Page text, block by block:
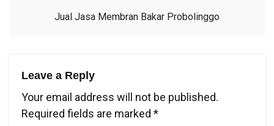
Jual Jasa Membran Bakar Probolinggo
Leave a Reply
Your email address will not be published.
Required fields are marked *